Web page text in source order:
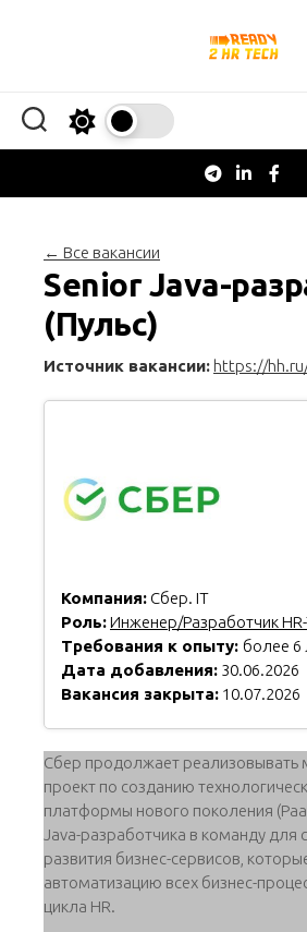
← Все вакансии
Senior Java-
(Пульс)
Источник вакансии: https://
Компания: Сбер. IT
Роль:Инженер/Разработчик
Требования к опыту: более 6
Дата добавления: 30.06.2026
Вакансия закрыта: 10.07.2026
Cбер продолжает реализовывать
проект по созданию
платформы нового поколения
Java-разработчика в команду для
развития бизнес-сервисов,
автоматизацию всех бизнес-
цикла HR.